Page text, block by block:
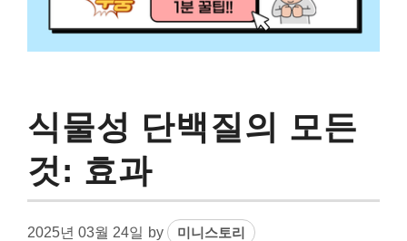
식물성 단백질의 모든
것: 효과
2025년 03월 24일 by 미니스토리